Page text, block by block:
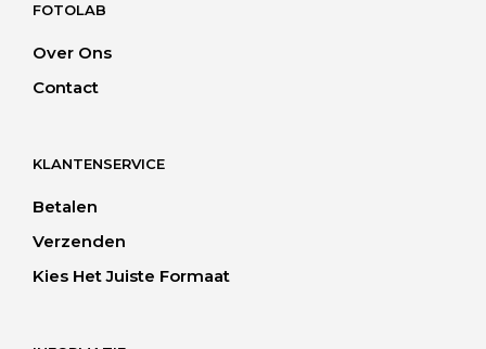
FOTOLAB
Over Ons
Contact
KLANTENSERVICE
Betalen
Verzenden
Kies Het Juiste Formaat